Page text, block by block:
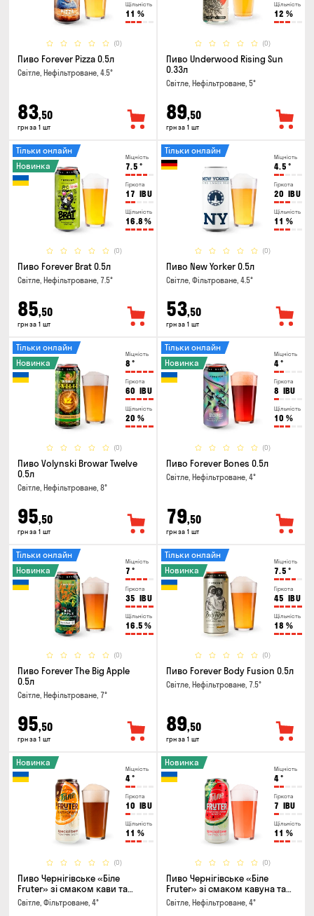
Щільність
11 %
(0)
Пиво Forever Pizza 0.5л
Світле, Нефільтроване, 4.5°
83,50
грн за 1 шт
Щільність
12 %
(0)
Пиво Underwood Rising Sun
0.33л
Світле, Нефільтроване, 5°
89,50
грн за 1 шт
Міцність
7.5 °
Гіркота
17 IBU
Щільність
16.8 %
(0)
Тільки онлайн
Новинка
Пиво Forever Brat 0.5л
Світле, Нефільтроване, 7.5°
85,50
грн за 1 шт
Міцність
4.5 °
Гіркота
20 IBU
Щільність
11 %
(0)
Тільки онлайн
Пиво New Yorker 0.5л
Світле, Фільтроване, 4.5°
53,50
грн за 1 шт
Міцність
8 °
Гіркота
60 IBU
Щільність
20 %
(0)
Тільки онлайн
Новинка
Пиво Volynski Browar Twelve
0.5л
Світле, Нефільтроване, 8°
95,50
грн за 1 шт
Міцність
4°
Гіркота
8 IBU
Щільність
10 %
(0)
Тільки онлайн
Новинка
Пиво Forever Bones 0.5л
Світле, Нефільтроване, 4°
79,50
грн за 1 шт
Міцність
7 °
Гіркота
35 IBU
Щільність
16.5 %
(0)
Тільки онлайн
Новинка
Пиво Forever The Big Apple
0.5л
Світле, Нефільтроване, 7°
95,50
грн за 1 шт
Міцність
7.5 °
Гіркота
45 IBU
Щільність
18 %
(0)
Тільки онлайн
Новинка
Пиво Forever Body Fusion 0.5л
Світле, Нефільтроване, 7.5°
89,50
грн за 1 шт
Міцність
4°
Гіркота
10 IBU
Щільність
11 %
(0)
Новинка
Пиво Чернігівське «Біле
Fruter» зі смаком кави та
апельсину 0.5л
Світле, Фільтроване, 4°
Міцність
4°
Гіркота
7 IBU
Щільність
11 %
(0)
Новинка
Пиво Чернігівське «Біле
Fruter» зі смаком кавуна та
м'яти 0.5л
Світле, Нефільтроване, 4°